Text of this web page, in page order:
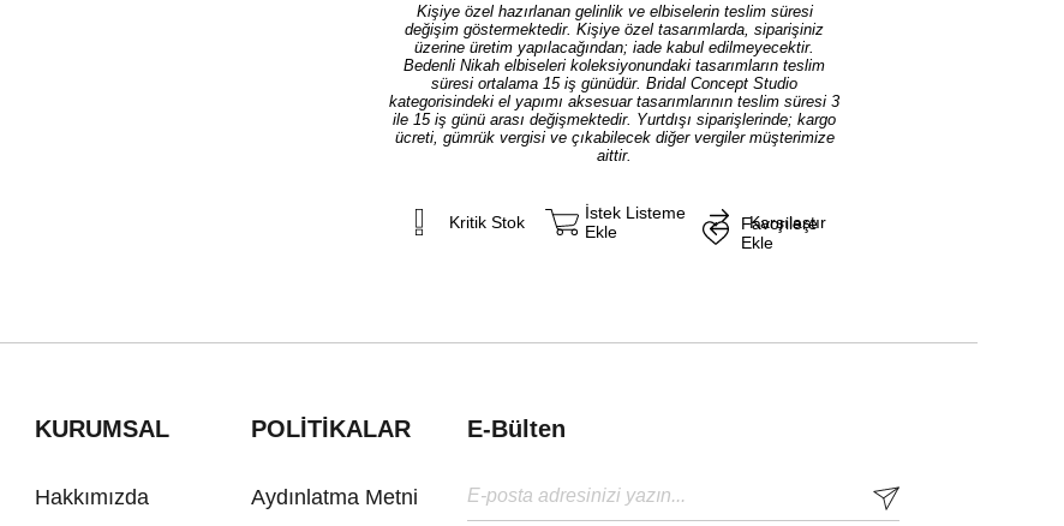
Kişiye özel hazırlanan gelinlik ve elbiselerin teslim süresi
değişim göstermektedir. Kişiye özel tasarımlarda, siparişiniz
üzerine üretim yapılacağından; iade kabul edilmeyecektir.
Bedenli Nikah elbiseleri koleksiyonundaki tasarımların teslim
süresi ortalama 15 iş günüdür. Bridal Concept Studio
kategorisindeki el yapımı aksesuar tasarımlarının teslim süresi 3
ile 15 iş günü arası değişmektedir. Yurtdışı siparişlerinde; kargo
ücreti, gümrük vergisi ve çıkabilecek diğer vergiler müşterimize
aittir.
Kritik Stok
Favorilere
Ekle
İstek Listeme
Ekle
Karşılaştır
KURUMSAL
Hakkımızda
POLİTİKALAR
Aydınlatma Metni
E-Bülten